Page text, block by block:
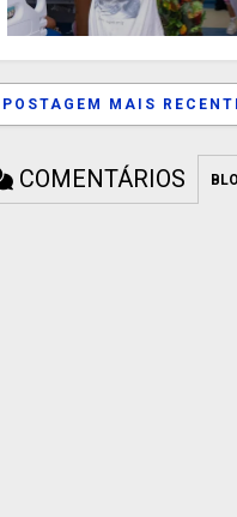
POSTAGEM MAIS
COMENTÁRIOS